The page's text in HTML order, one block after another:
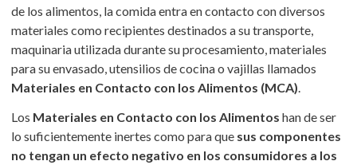
de los alimentos, la comida entra en contacto con diversos
materiales como recipientes destinados a su transporte,
maquinaria utilizada durante su procesamiento, materiales
para su envasado, utensilios de cocina o vajillas llamados
Materiales en Contacto con los Alimentos (MCA).
Los Materiales en Contacto con los Alimentos han de ser
lo suficientemente inertes como para que sus componentes
no tengan un efecto negativo en los consumidores a los